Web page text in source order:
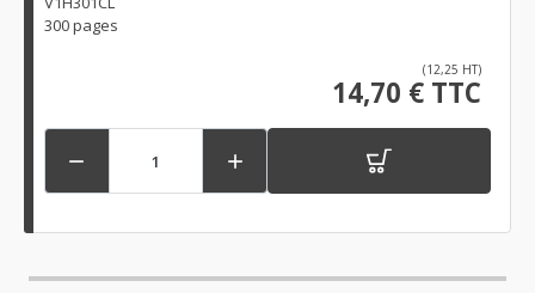
300 pages
(12,25 HT)
14,70 € TTC
 